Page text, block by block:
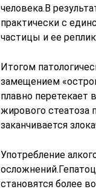
человека.В
практически с
частицы и ее
Итогом
замещением
плавно перетекает
жирового стеатоза
заканчивается
Употребление
становятся более